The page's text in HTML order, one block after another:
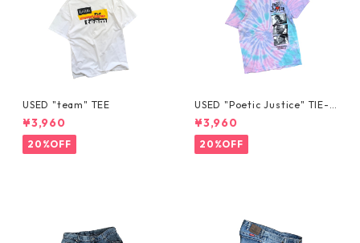
USED "team" TEE
¥3,960
20%OFF
USED "Poetic Justice" TIE-D
YE TEE
¥3,960
20%OFF